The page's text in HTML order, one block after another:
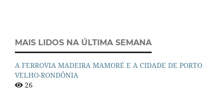
MAIS LIDOS NA ÚLTIMA SEMANA
A FERROVIA MADEIRA MAMORÉ E A CIDADE DE PORTO
VELHO-RONDÔNIA
26